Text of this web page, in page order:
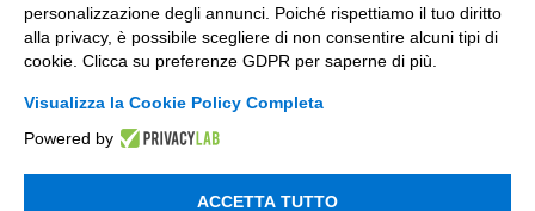
Smart Factory
Supply Chain
Soluzioni Custom
personalizzazione degli annunci. Poiché rispettiamo il tuo diritto
alla privacy, è possibile scegliere di non consentire alcuni tipi di
cookie. Clicca su preferenze GDPR per saperne di più.
Visualizza la Cookie Policy Completa
Powered by
ACCETTA TUTTO